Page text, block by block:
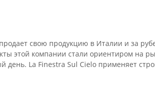
свою продукцию в Италии и за
этой компании стали ориентиром на
день. La Finestra Sul Cielo применяет